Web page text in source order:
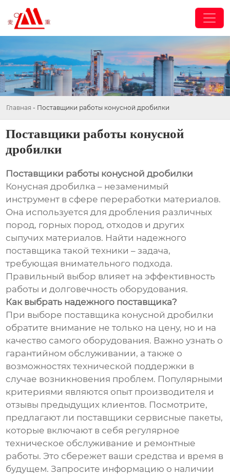
Главная - Поставщики работы конусной дробилки
Поставщики работы конусной
дробилки
Поставщики работы конусной дробилки
Конусная дробилка – незаменимый
инструмент в сфере переработки материалов.
Она используется для дробления различных
пород, горных пород, отходов и других
сыпучих материалов. Найти надежного
поставщика такой техники – задача,
требующая внимательного подхода.
Правильный выбор влияет на эффективность
работы и долговечность оборудования.
Как выбрать надежного поставщика?
При выборе поставщика конусной дробилки
обратите внимание не только на цену, но и на
качество самого оборудования. Важно узнать о
гарантийном обслуживании, а также о
возможностях технической поддержки в
случае возникновения проблем. Популярными
критериями являются опыт производителя и
отзывы предыдущих клиентов. Посмотрите,
предлагают ли поставщики сервисные пакеты,
которые включают в себя регулярное
техническое обслуживание и ремонтные
работы. Это сбережет ваши средства и время в
будущем. Запросите информацию о наличии